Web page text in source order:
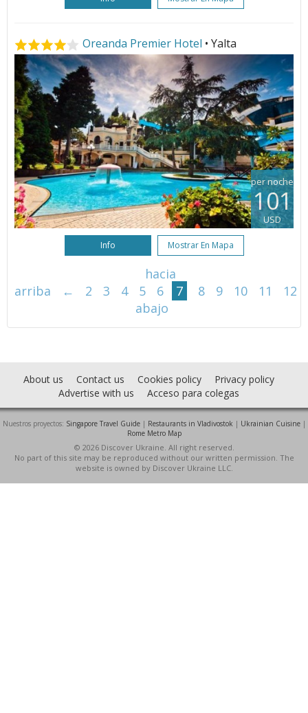
Oreanda Premier Hotel • Yalta
per noche
101
USD
Info Mostrar En Mapa
hacia
arriba
← 2 3 4 5 6 7 8 9 10 11
12
abajo
About us Contact us Cookies policy
Privacy policy
Advertise with us
Acceso para colegas
Nuestros proyectos: Singapore Travel Guide| Restaurants in Vladivostok | Ukrainian Cuisine|
Rome Metro Map
© 2026 Discover Ukraine. All right reserved.
No part of this site may be reproduced without our written permission. The
website is owned by Discover Ukraine LLC.